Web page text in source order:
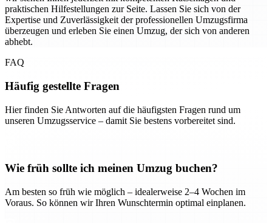
praktischen Hilfestellungen zur Seite. Lassen Sie sich von der
Expertise und Zuverlässigkeit der professionellen Umzugsfirma
überzeugen und erleben Sie einen Umzug, der sich von anderen
abhebt.
FAQ
Häufig gestellte Fragen
Hier finden Sie Antworten auf die häufigsten Fragen rund um
unseren Umzugsservice – damit Sie bestens vorbereitet sind.
Wie früh sollte ich meinen Umzug buchen?
Am besten so früh wie möglich – idealerweise 2–4 Wochen im
Voraus. So können wir Ihren Wunschtermin optimal einplanen.